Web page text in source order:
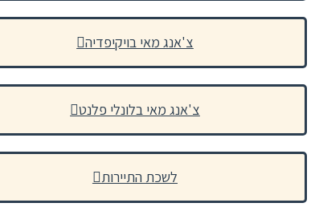
צ'אנג מאי בויקיפדיה
צ'אנג מאי בלונלי פלנט
לשכת התיירות